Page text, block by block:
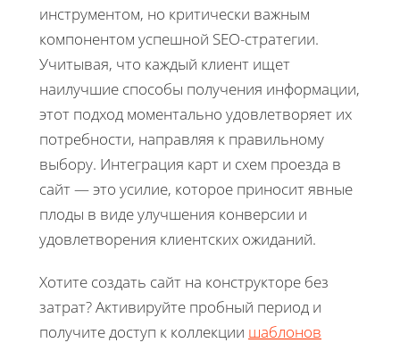
инструментом, но критически важным
компонентом успешной SEO-стратегии.
Учитывая, что каждый клиент ищет
наилучшие способы получения информации,
этот подход моментально удовлетворяет их
потребности, направляя к правильному
выбору. Интеграция карт и схем проезда в
сайт — это усилие, которое приносит явные
плоды в виде улучшения конверсии и
удовлетворения клиентских ожиданий.
Хотите создать сайт на конструкторе без
затрат? Активируйте пробный период и
получите доступ к коллекции шаблонов